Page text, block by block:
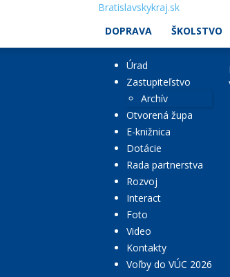
Bratislavskykraj.sk
DOPRAVA
ŠKOLSTVO
Úrad
Zastupiteľstvo
Archív
Otvorená župa
E-knižnica
Dotácie
Rada partnerstva
Rozvoj
Interact
Foto
Video
Kontakty
Voľby do VÚC 2026